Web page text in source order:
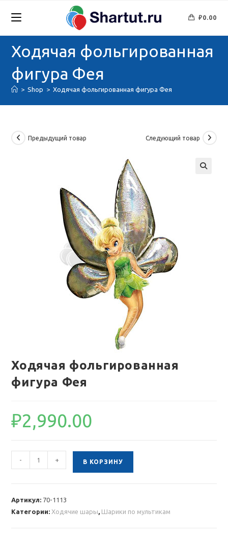
₽0.00
Ходячая фольгированная
фигура Фея
> Shop > Ходячая фольгированная фигура Фея
Предыдущий товар Следующий товар
Ходячая фольгированная
фигура Фея
₽2,990.00
Количество
товара
- + В КОРЗИНУ
Артикул: 70-1113
Категории: Ходячие шары, Шарики по мультикам